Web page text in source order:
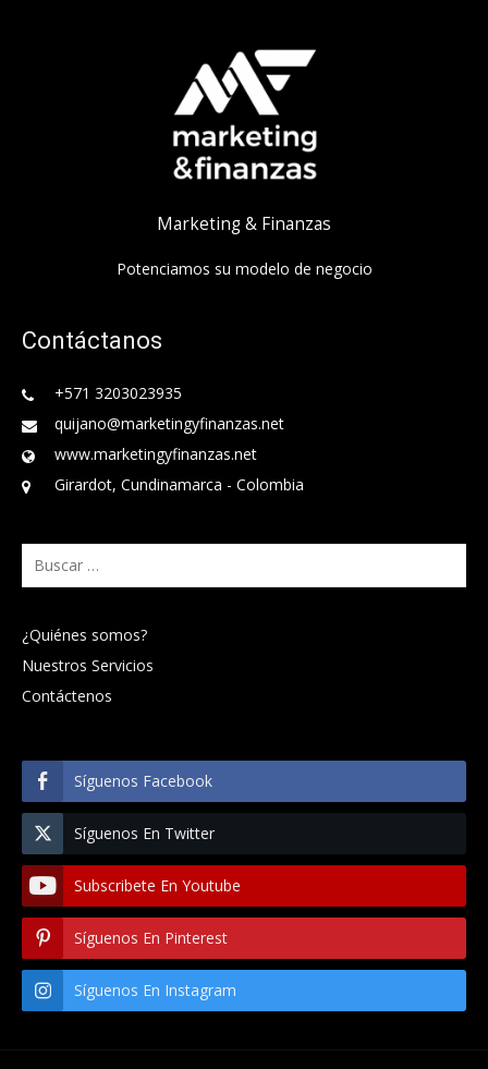
Marketing & Finanzas
Potenciamos su modelo de negocio
Contáctanos
+571 3203023935
quijano@marketingyfinanzas.net
www.marketingyfinanzas.net
Girardot, Cundinamarca - Colombia
Buscar:
¿Quiénes somos?
Nuestros Servicios
Contáctenos
Síguenos Facebook
Síguenos En Twitter
Subscribete En Youtube
Síguenos En Pinterest
Síguenos En Instagram